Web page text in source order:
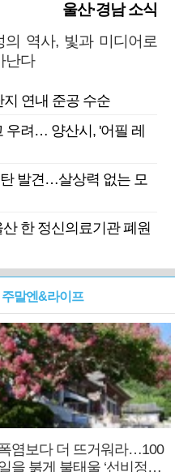
울산·경남 소식
의 역사, 빛과 미디어로
난다
연내 준공 수순
우려… 양산시, '어필 레
발견…살상력 없는 모
한 정신의료기관 폐원
주말엔&라이프
염보다 더 뜨거워라…100
을 붉게 불태울 ‘선비정신’